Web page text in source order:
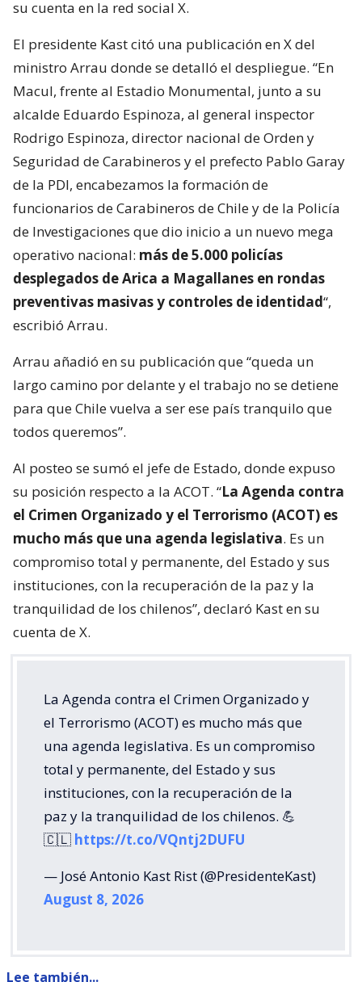
su cuenta en la red social X.
El presidente Kast citó una publicación en X del
ministro Arrau donde se detalló el despliegue. “En
Macul, frente al Estadio Monumental, junto a su
alcalde Eduardo Espinoza, al general inspector
Rodrigo Espinoza, director nacional de Orden y
Seguridad de Carabineros y el prefecto Pablo Garay
de la PDI, encabezamos la formación de
funcionarios de Carabineros de Chile y de la Policía
de Investigaciones que dio inicio a un nuevo mega
operativo nacional: más de 5.000 policías
desplegados de Arica a Magallanes en rondas
preventivas masivas y controles de identidad“,
escribió Arrau.
Arrau añadió en su publicación que “queda un
largo camino por delante y el trabajo no se detiene
para que Chile vuelva a ser ese país tranquilo que
todos queremos”.
Al posteo se sumó el jefe de Estado, donde expuso
su posición respecto a la ACOT. “La Agenda contra
el Crimen Organizado y el Terrorismo (ACOT) es
mucho más que una agenda legislativa. Es un
compromiso total y permanente, del Estado y sus
instituciones, con la recuperación de la paz y la
tranquilidad de los chilenos”, declaró Kast en su
cuenta de X.
La Agenda contra el Crimen Organizado y
el Terrorismo (ACOT) es mucho más que
una agenda legislativa. Es un compromiso
total y permanente, del Estado y sus
instituciones, con la recuperación de la
paz y la tranquilidad de los chilenos. 💪
🇨🇱 https://t.co/VQntj2DUFU
— José Antonio Kast Rist (@PresidenteKast)
August 8, 2026
Lee también...